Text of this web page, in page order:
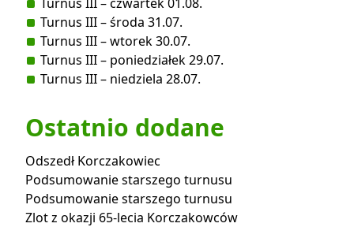
Turnus III – środa 31.07.
Turnus III – wtorek 30.07.
Turnus III – poniedziałek 29.07.
Turnus III – niedziela 28.07.
Ostatnio dodane
Odszedł Korczakowiec
Podsumowanie starszego turnusu
Podsumowanie starszego turnusu
Zlot z okazji 65-lecia Korczakowców